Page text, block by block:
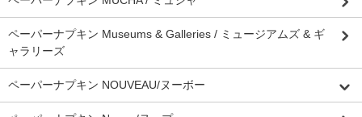
ペーパーナプキン Museums & Galleries / ミュージアムズ & ギ
ャラリーズ
ペーパーナプキン NOUVEAU/ヌーボー